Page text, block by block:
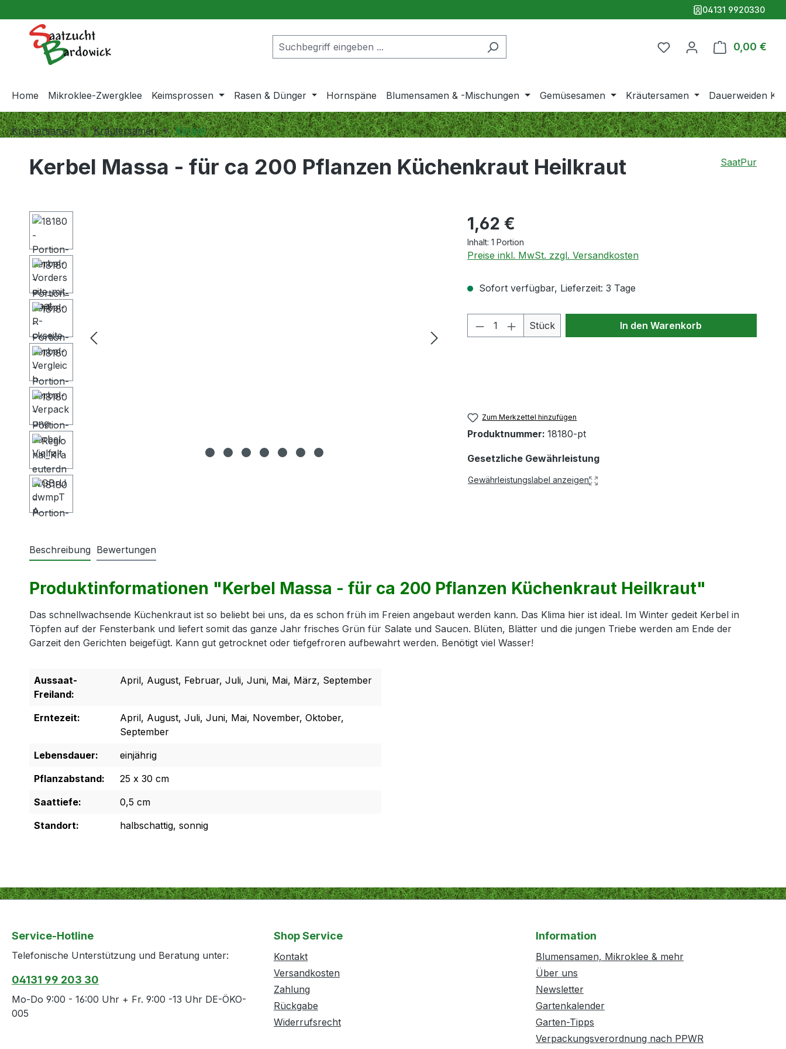
04131 9920330
0,00 €
Home Mikroklee-Zwergklee Keimsprossen Rasen & Dünger Hornspäne Blumensamen & -Mischungen Gemüsesamen Kräutersamen Dauerweiden
Kräutersamen Kräutersamen Kerbel
Kerbel Massa - für ca 200 Pflanzen Küchenkraut Heilkraut SaatPur
Bildergalerie überspringen 1,62 €
Inhalt: 1 Portion
Preise inkl. MwSt. zzgl. Versandkosten
Sofort verfügbar, Lieferzeit: 3 Tage
Produkt Anzahl: Gib den gewünschten Wert
Stück In den Warenkorb
Zum Merkzettel hinzufügen
Produktnummer: 18180-pt
Gesetzliche Gewährleistung
Gewährleistungslabel anzeigen
Beschreibung Bewertungen
Produktinformationen "Kerbel Massa - für ca 200 Pflanzen Küchenkraut Heilkraut"
Das schnellwachsende Küchenkraut ist so beliebt bei uns, da es schon früh im Freien angebaut werden kann. Das Klima hier ist ideal. Im Winter gedeit Kerbel in
Töpfen auf der Fensterbank und liefert somit das ganze Jahr frisches Grün für Salate und Saucen. Blüten, Blätter und die jungen Triebe werden am Ende der
Garzeit den Gerichten beigefügt. Kann gut getrocknet oder tiefgefroren aufbewahrt werden. Benötigt viel Wasser!
Aussaat-
Freiland:
April, August, Februar, Juli, Juni, Mai, März, September
Erntezeit:
April, August, Juli, Juni, Mai, November, Oktober,
September
Lebensdauer:
einjährig
Pflanzabstand:
25 x 30 cm
Saattiefe:
0,5 cm
Standort:
halbschattig, sonnig
Service-Hotline
Telefonische Unterstützung und Beratung unter:
04131 99 203 30
Mo-Do 9:00 - 16:00 Uhr + Fr. 9:00 -13 Uhr DE-ÖKO-
005
Shop Service
Kontakt
Versandkosten
Zahlung
Rückgabe
Widerrufsrecht
Information
Blumensamen, Mikroklee & mehr
Über uns
Newsletter
Gartenkalender
Garten-Tipps
Verpackungsverordnung nach PPWR